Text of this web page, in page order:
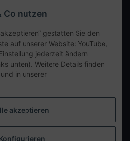
Co nutzen
gestatten Sie den
auf unserer Website: YouTube,
jederzeit ändern
unten). Weitere Details finden
und in unserer
akzeptieren
Konfigurieren